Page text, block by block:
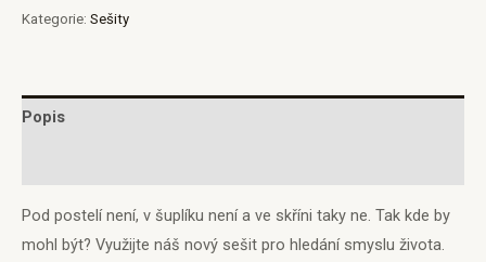
Kategorie: Sešity
Popis
Pod postelí není, v šuplíku není a ve skříni taky ne. Tak kde by
mohl být? Využijte náš nový sešit pro hledání smyslu života.